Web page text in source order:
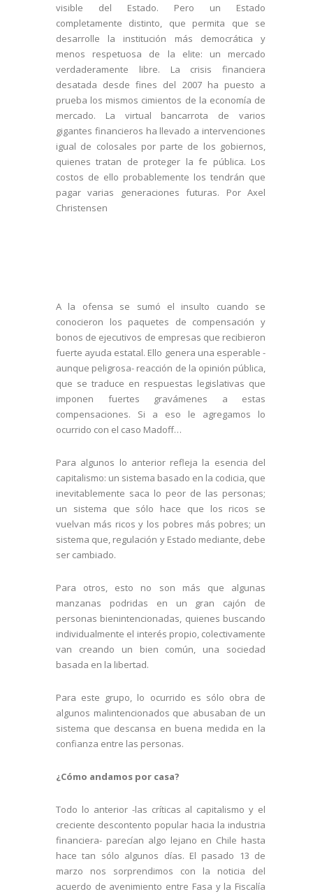
visible del Estado. Pero un Estado
completamente distinto, que permita que se
desarrolle la institución más democrática y
menos respetuosa de la elite: un mercado
verdaderamente libre. La crisis financiera
desatada desde fines del 2007 ha puesto a
prueba los mismos cimientos de la economía de
mercado. La virtual bancarrota de varios
gigantes financieros ha llevado a intervenciones
igual de colosales por parte de los gobiernos,
quienes tratan de proteger la fe pública. Los
costos de ello probablemente los tendrán que
pagar varias generaciones futuras. Por Axel
Christensen
A la ofensa se sumó el insulto cuando se
conocieron los paquetes de compensación y
bonos de ejecutivos de empresas que recibieron
fuerte ayuda estatal. Ello genera una esperable -
aunque peligrosa- reacción de la opinión pública,
que se traduce en respuestas legislativas que
imponen fuertes gravámenes a estas
compensaciones. Si a eso le agregamos lo
ocurrido con el caso Madoff…
Para algunos lo anterior refleja la esencia del
capitalismo: un sistema basado en la codicia, que
inevitablemente saca lo peor de las personas;
un sistema que sólo hace que los ricos se
vuelvan más ricos y los pobres más pobres; un
sistema que, regulación y Estado mediante, debe
ser cambiado.
Para otros, esto no son más que algunas
manzanas podridas en un gran cajón de
personas bienintencionadas, quienes buscando
individualmente el interés propio, colectivamente
van creando un bien común, una sociedad
basada en la libertad.
Para este grupo, lo ocurrido es sólo obra de
algunos malintencionados que abusaban de un
sistema que descansa en buena medida en la
confianza entre las personas.
¿Cómo andamos por casa?
Todo lo anterior -las críticas al capitalismo y el
creciente descontento popular hacia la industria
financiera- parecían algo lejano en Chile hasta
hace tan sólo algunos días. El pasado 13 de
marzo nos sorprendimos con la noticia del
acuerdo de avenimiento entre Fasa y la Fiscalía